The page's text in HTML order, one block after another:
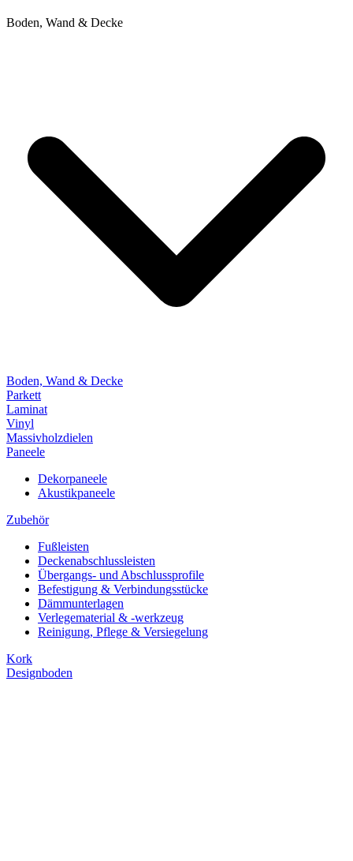
Boden, Wand & Decke
Boden, Wand & Decke
Parkett
Laminat
Vinyl
Massivholzdielen
Paneele
Dekorpaneele
Akustikpaneele
Zubehör
Fußleisten
Deckenabschlussleisten
Übergangs- und Abschlussprofile
Befestigung & Verbindungsstücke
Dämmunterlagen
Verlegematerial & -werkzeug
Reinigung, Pflege & Versiegelung
Kork
Designboden